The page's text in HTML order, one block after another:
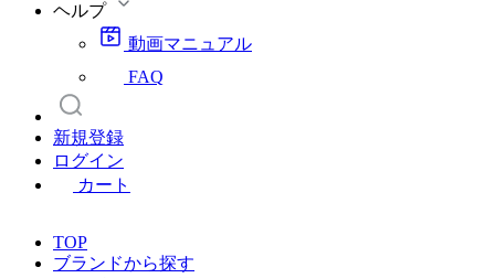
ヘルプ
動画マニュアル
FAQ
新規登録
ログイン
カート
TOP
ブランドから探す